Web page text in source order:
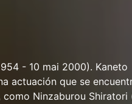
- 10 mai 2000). Kaneto
actuación que se
Ninzaburou Shiratori